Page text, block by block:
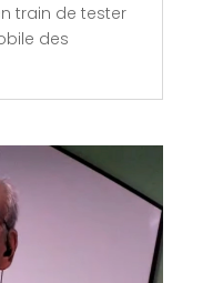
train de tester
des